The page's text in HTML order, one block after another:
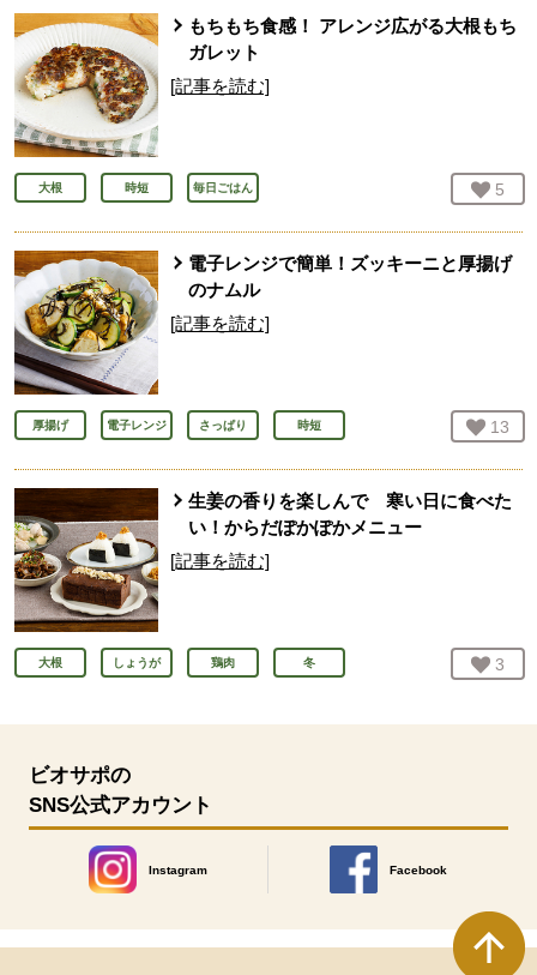
もちもち食感！ アレンジ広がる大根もち
ガレット
[記事を読む]
大根 時短 毎日ごはん お気
5
電子レンジで簡単！ズッキーニと厚揚げ
のナムル
[記事を読む]
厚揚げ 電子レンジ さっぱり 時短 お気
13
生姜の香りを楽しんで 寒い日に食べた
い！からだぽかぽかメニュー
[記事を読む]
大根 しょうが 鶏肉 冬 お気
3
ビオサポの
SNS公式アカウント
Instagram
別のウィンドウで開きます。
Facebook
別のウィンドウで開きます